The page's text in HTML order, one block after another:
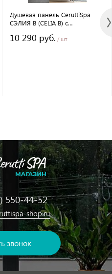
Душевая панель CeruttiSpa
СЭЛИЯ B (CELIA B) с
150х22 см
10 290 руб. / шт
550-44-52
shop.ru
звонок